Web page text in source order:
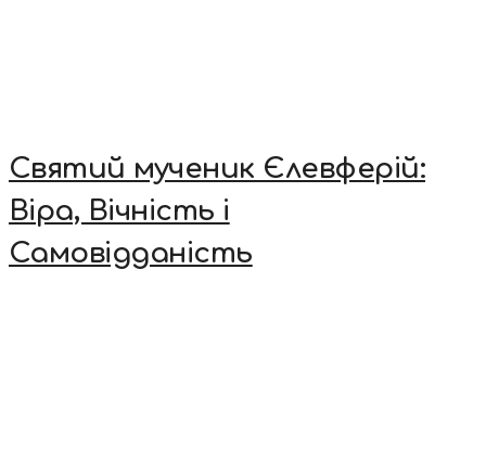
Святий мученик Єлевферій:
Віра, Вічність і
Самовідданість